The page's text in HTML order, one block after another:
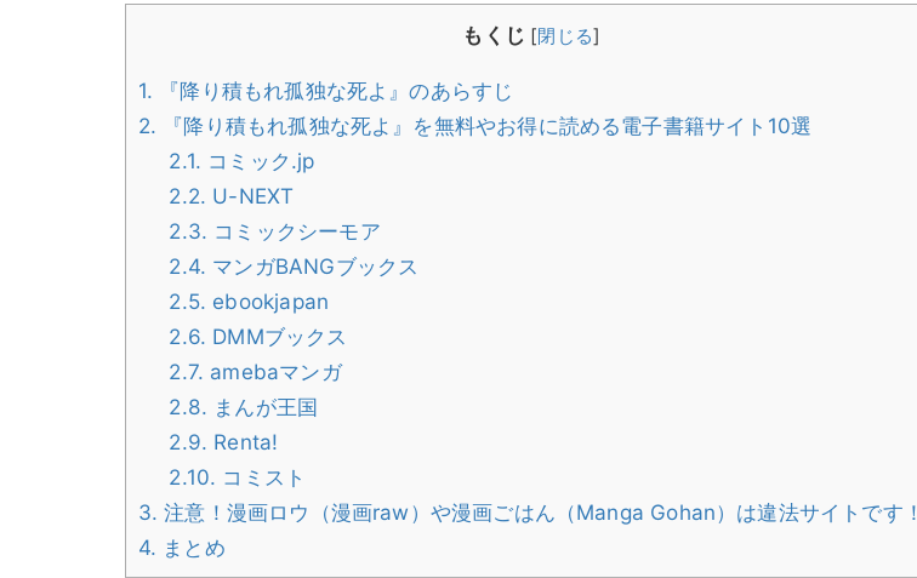
もくじ [閉じる]
1. 『降り積もれ孤独な死よ』のあらすじ
2. 『降り積もれ孤独な死よ』を無料やお得に読める電子書籍サイト10選
2.1. コミック.jp
2.2. U-NEXT
2.3. コミックシーモア
2.4. マンガBANGブックス
2.5. ebookjapan
2.6. DMMブックス
2.7. amebaマンガ
2.8. まんが王国
2.9. Renta!
2.10. コミスト
3. 注意！漫画ロウ（漫画raw）や漫画ごはん（Manga Gohan）は違法サイトです！
4. まとめ